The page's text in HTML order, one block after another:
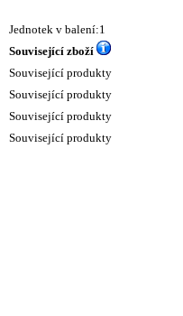
Jednotek v balení:1
Související zboží
Související produkty
Související produkty
Související produkty
Související produkty